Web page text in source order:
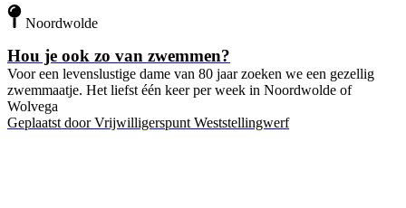
Noordwolde
Hou je ook zo van zwemmen?
Voor een levenslustige dame van 80 jaar zoeken we een gezellig
zwemmaatje. Het liefst één keer per week in Noordwolde of
Wolvega
Geplaatst door Vrijwilligerspunt Weststellingwerf